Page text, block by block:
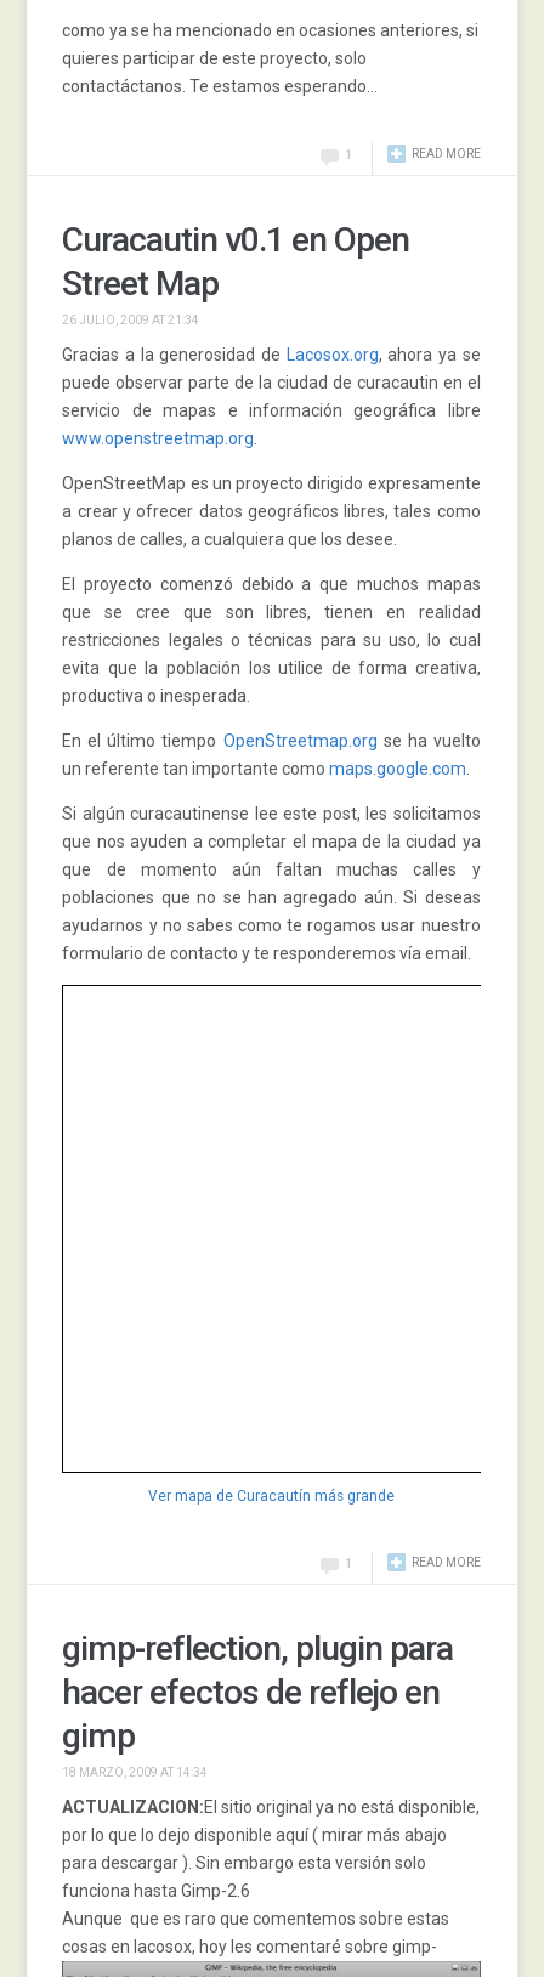
como ya se ha mencionado en ocasiones anteriores, si
quieres participar de este proyecto, solo
contactáctanos. Te estamos esperando…
READ MORE
1
Curacautin v0.1 en Open
Street Map
26 JULIO, 2009 AT 21:34
Gracias a la generosidad de Lacosox.org, ahora ya se
puede observar parte de la ciudad de curacautin en el
servicio de mapas e información geográfica libre
www.openstreetmap.org.
OpenStreetMap es un proyecto dirigido expresamente
a crear y ofrecer datos geográficos libres, tales como
planos de calles, a cualquiera que los desee.
El proyecto comenzó debido a que muchos mapas
que se cree que son libres, tienen en realidad
restricciones legales o técnicas para su uso, lo cual
evita que la población los utilice de forma creativa,
productiva o inesperada.
En el último tiempo OpenStreetmap.org se ha vuelto
un referente tan importante comomaps.google.com.
Si algún curacautinense lee este post, les solicitamos
que nos ayuden a completar el mapa de la ciudad ya
que de momento aún faltan muchas calles y
poblaciones que no se han agregado aún. Si deseas
ayudarnos y no sabes como te rogamos usar nuestro
formulario de contacto y te responderemos vía email.
Ver mapa de Curacautín más grande
READ MORE
1
gimp-reflection, plugin para
hacer efectos de reflejo en
gimp
18 MARZO, 2009 AT 14:34
ACTUALIZACION:El sitio original ya no está disponible,
por lo que lo dejo disponible aquí ( mirar más abajo
para descargar ). Sin embargo esta versión solo
funciona hasta Gimp-2.6
Aunque que es raro que comentemos sobre estas
cosas en lacosox, hoy les comentaré sobre gimp-